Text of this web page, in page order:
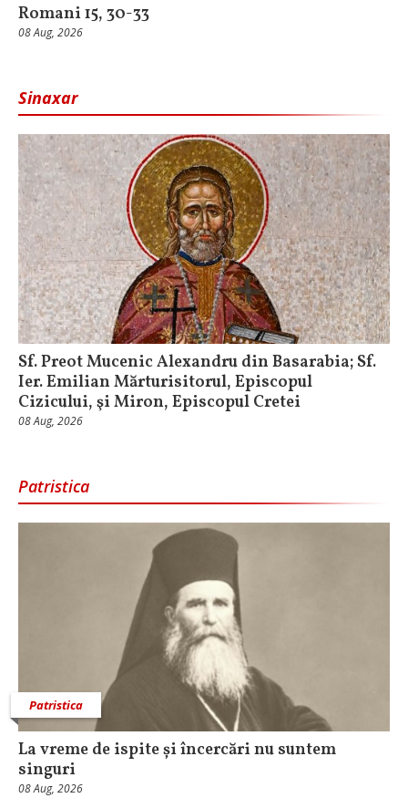
Romani 15, 30-33
08 Aug, 2026
Sinaxar
Sf. Preot Mucenic Alexandru din Basarabia; Sf.
Ier. Emilian Mărturisitorul, Episcopul
Cizicului, şi Miron, Episcopul Cretei
08 Aug, 2026
Patristica
Patristica
La vreme de ispite și încercări nu suntem
singuri
08 Aug, 2026